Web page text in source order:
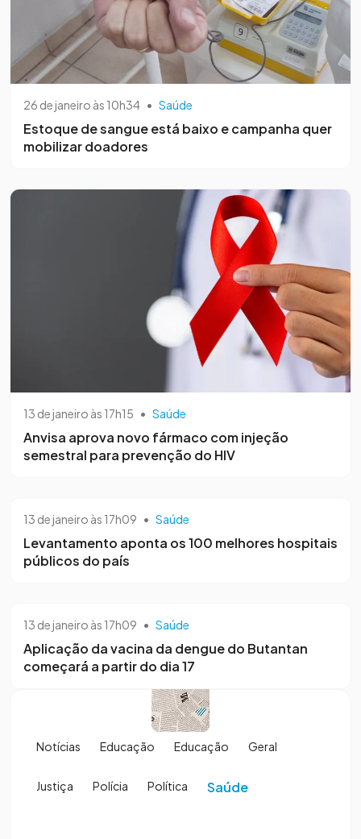
26 de janeiro às 10h34 • Saúde
Estoque de sangue está baixo e campanha quer
mobilizar doadores
13 de janeiro às 17h15 • Saúde
Anvisa aprova novo fármaco com injeção
semestral para prevenção do HIV
13 de janeiro às 17h09 • Saúde
Levantamento aponta os 100 melhores hospitais
públicos do país
13 de janeiro às 17h09 • Saúde
Aplicação da vacina da dengue do Butantan
começará a partir do dia 17
Notícias Educação Educação Geral
Justiça Polícia Política Saúde